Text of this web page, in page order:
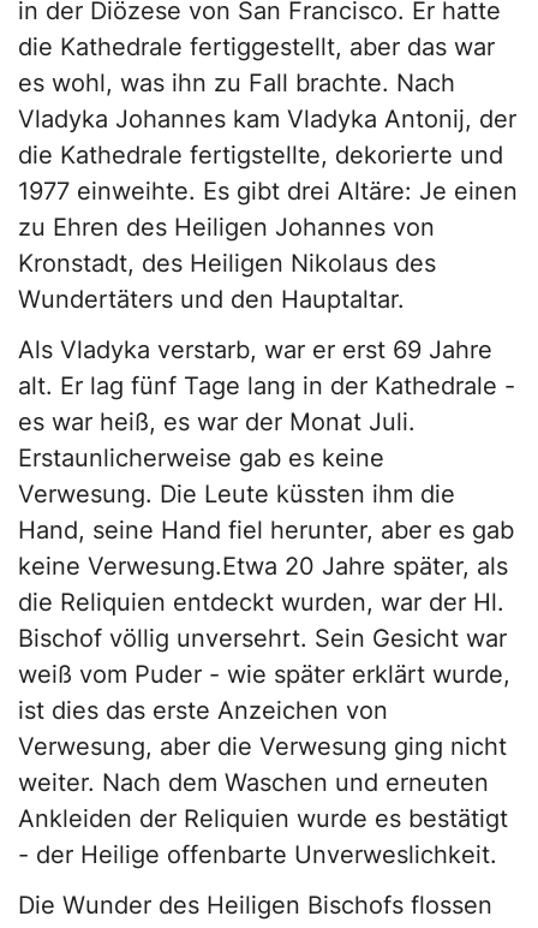
in der Diözese von San Francisco. Er hatte
die Kathedrale fertiggestellt, aber das war
es wohl, was ihn zu Fall brachte. Nach
Vladyka Johannes kam Vladyka Antonij, der
die Kathedrale fertigstellte, dekorierte und
1977 einweihte. Es gibt drei Altäre: Je einen
zu Ehren des Heiligen Johannes von
Kronstadt, des Heiligen Nikolaus des
Wundertäters und den Hauptaltar.
Als Vladyka verstarb, war er erst 69 Jahre
alt. Er lag fünf Tage lang in der Kathedrale -
es war heiß, es war der Monat Juli.
Erstaunlicherweise gab es keine
Verwesung. Die Leute küssten ihm die
Hand, seine Hand fiel herunter, aber es gab
keine Verwesung.Etwa 20 Jahre später, als
die Reliquien entdeckt wurden, war der Hl.
Bischof völlig unversehrt. Sein Gesicht war
weiß vom Puder - wie später erklärt wurde,
ist dies das erste Anzeichen von
Verwesung, aber die Verwesung ging nicht
weiter. Nach dem Waschen und erneuten
Ankleiden der Reliquien wurde es bestätigt
- der Heilige offenbarte Unverweslichkeit.
Die Wunder des Heiligen Bischofs flossen